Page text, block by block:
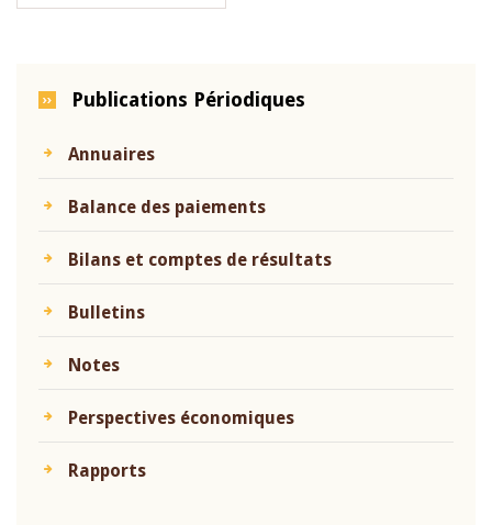
Publications Périodiques
Annuaires
Balance des paiements
Bilans et comptes de résultats
Bulletins
Notes
Perspectives économiques
Rapports